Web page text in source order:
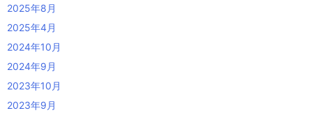
2025年8月
2025年4月
2024年10月
2024年9月
2023年10月
2023年9月